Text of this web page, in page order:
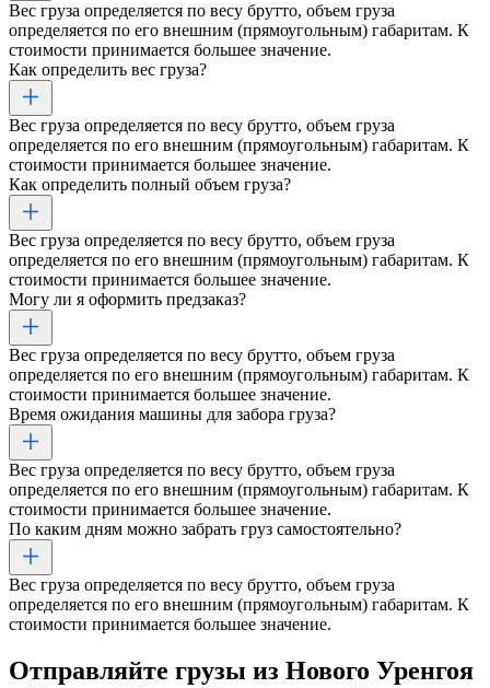
Вес груза определяется по весу брутто, объем груза
определяется по его внешним (прямоугольным) габаритам. К
стоимости принимается большее значение.
Как определить вес груза?
Вес груза определяется по весу брутто, объем груза
определяется по его внешним (прямоугольным) габаритам. К
стоимости принимается большее значение.
Как определить полный объем груза?
Вес груза определяется по весу брутто, объем груза
определяется по его внешним (прямоугольным) габаритам. К
стоимости принимается большее значение.
Могу ли я оформить предзаказ?
Вес груза определяется по весу брутто, объем груза
определяется по его внешним (прямоугольным) габаритам. К
стоимости принимается большее значение.
Время ожидания машины для забора груза?
Вес груза определяется по весу брутто, объем груза
определяется по его внешним (прямоугольным) габаритам. К
стоимости принимается большее значение.
По каким дням можно забрать груз самостоятельно?
Вес груза определяется по весу брутто, объем груза
определяется по его внешним (прямоугольным) габаритам. К
стоимости принимается большее значение.
Отправляйте грузы из Нового Уренгоя